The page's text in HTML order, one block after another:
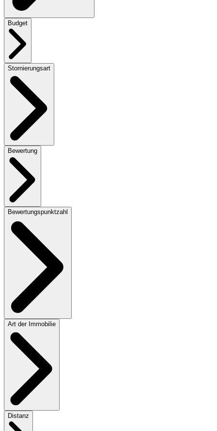
Budget
Stornierungsart
Bewertung
Bewertungspunktzahl
Art der Immobilie
Distanz